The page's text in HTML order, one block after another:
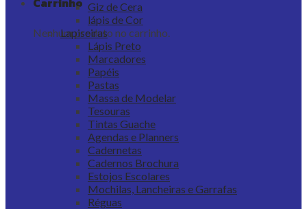
Nenhum produto no carrinho.
Giz de Cera
lápis de Cor
Lapiseiras
Lápis Preto
Marcadores
Papéis
Pastas
Massa de Modelar
Tesouras
Tintas Guache
Agendas e Planners
Cadernetas
Cadernos Brochura
Estojos Escolares
Mochilas, Lancheiras e Garrafas
Réguas